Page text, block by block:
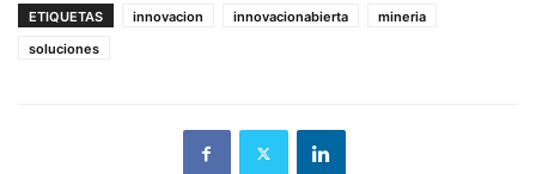
ETIQUETAS innovacion innovacionabierta
mineria
soluciones